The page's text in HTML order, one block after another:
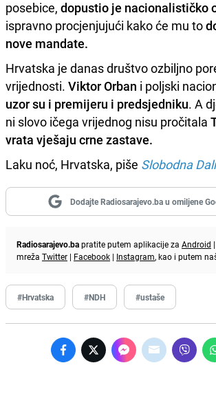
posebice, dopustio je nacionalističko
ispravno procjenjujući kako će mu to
nove mandate.
Hrvatska je danas društvo ozbiljno
vrijednosti. Viktor Orban i poljski
uzor su i premijeru i predsjedniku. A
ni slovo ičega vrijednog nisu pročitala
vrata vješaju crne zastave.
Laku noć, Hrvatska, piše Slobodna
Dodajte Radiosarajevo.ba u omiljene
Radiosarajevo.bapratite putem aplikacije za Android |
mreža Twitter | Facebook | Instagram, kao i putem
#Hrvatska #NDH #ustaše